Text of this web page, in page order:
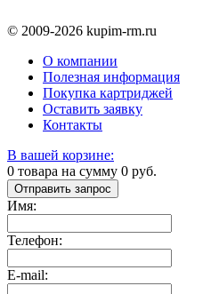
© 2009-2026 kupim-rm.ru
О компании
Полезная информация
Покупка картриджей
Оставить заявку
Контакты
В вашей корзине:
0 товара на сумму 0 руб.
Отправить запрос
Имя:
Телефон:
E-mail: